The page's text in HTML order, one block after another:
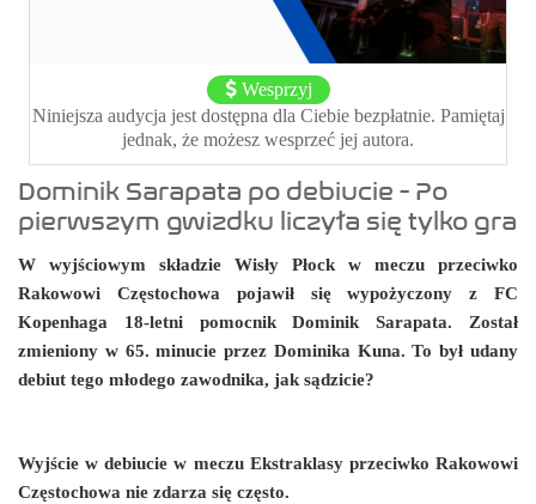
Wesprzyj
Niniejsza audycja jest dostępna dla Ciebie bezpłatnie. Pamiętaj
jednak, że możesz wesprzeć jej autora.
Dominik Sarapata po debiucie - Po
pierwszym gwizdku liczyła się tylko gra
W wyjściowym składzie Wisły Płock w meczu przeciwko
Rakowowi Częstochowa pojawił się wypożyczony z FC
Kopenhaga 18-letni pomocnik Dominik Sarapata. Został
zmieniony w 65. minucie przez Dominika Kuna. To był udany
debiut tego młodego zawodnika, jak sądzicie?
Wyjście w debiucie w meczu Ekstraklasy przeciwko Rakowowi
Częstochowa nie zdarza się często.